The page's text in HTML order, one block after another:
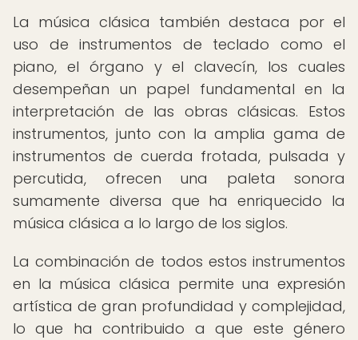
La música clásica también destaca por el
uso de instrumentos de teclado como el
piano, el órgano y el clavecín, los cuales
desempeñan un papel fundamental en la
interpretación de las obras clásicas. Estos
instrumentos, junto con la amplia gama de
instrumentos de cuerda frotada, pulsada y
percutida, ofrecen una paleta sonora
sumamente diversa que ha enriquecido la
música clásica a lo largo de los siglos.
La combinación de todos estos instrumentos
en la música clásica permite una expresión
artística de gran profundidad y complejidad,
lo que ha contribuido a que este género